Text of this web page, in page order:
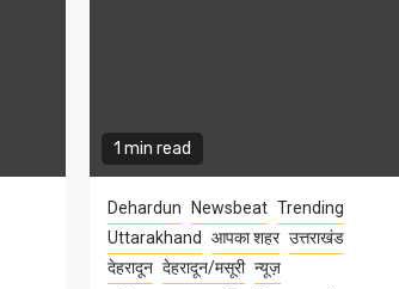
1 min read
Dehardun Newsbeat Trending
Uttarakhand
आपका शहर उत्तराखंड
देहरादून देहरादून/मसूरी न्यूज़